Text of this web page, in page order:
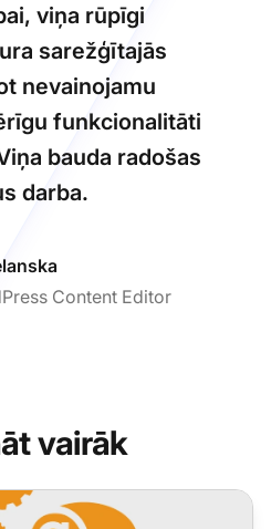
viņa rūpīgi
sarežģītajās
nevainojamu
funkcionalitāti
bauda radošas
darba.
Content Editor
vairāk
un jauninājumu